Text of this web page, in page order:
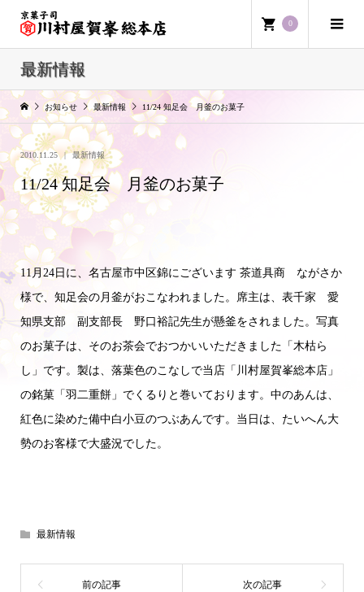
0
最新情報
お知らせ 最新情報 11/24 知足会 月釜のお菓子
2010.11.25 最新情報
11/24 知足会 月釜のお菓子
11月24日に、名古屋市中区錦にございます 茶道具商 ながさか
様で、知足会の月釜がおこなわれました。席主は、表千家 愛
知県支部 副支部長 野口裕記先生が懸釜をされました。写真
のお菓子は、そのお茶会でおつかいいただきました「木枯ら
し」です。製は、落葉色のこなしで当店「川村屋賀峯総本店」
の銘菓「羽二重餅」でくるりと巻いております。中のあんは、
紅色に染めた備中白小豆のつぶあんです。当日は、たいへん大
勢のお客様で大盛況でした。
最新情報